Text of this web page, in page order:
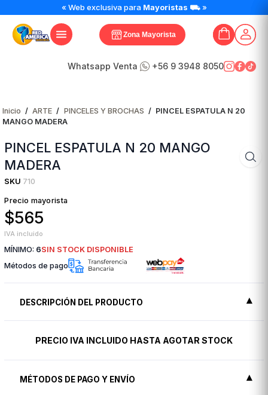
« Web exclusiva para Mayoristas ⛟ »
Zona Mayorista
Whatsapp Venta +56 9 3948 8050
Inicio / ARTE / PINCELES Y BROCHAS / PINCEL ESPATULA N 20
MANGO MADERA
PINCEL ESPATULA N 20 MANGO
MADERA
SKU 710
Precio mayorista
$565
IVA incluido
MÍNIMO: 6SIN STOCK DISPONIBLE
Métodos de pago
DESCRIPCIÓN DEL PRODUCTO
PRECIO IVA INCLUIDO HASTA AGOTAR STOCK
MÉTODOS DE PAGO Y ENVÍO